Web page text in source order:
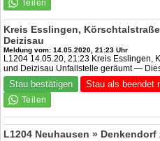
Kreis Esslingen,
Deizisau
Meldung vom: 14.05.2020, 21:23 Uhr
L1204 14.05.20, 21:23 Kreis Esslingen,
und Deizisau Unfallstelle geräumt —
Stau bestätigen Stau als beendet
L1204 Neuhausen »